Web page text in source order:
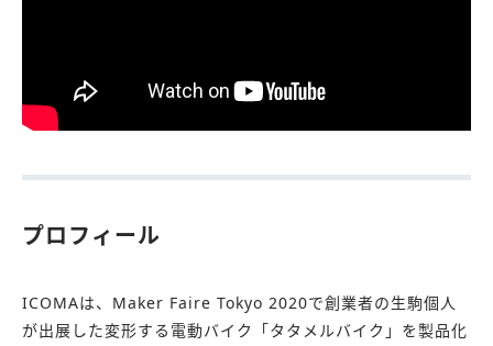
プロフィール
ICOMAは、Maker Faire Tokyo 2020で創業者の生駒個人
が出展した変形する電動バイク「タタメルバイク」を製品化